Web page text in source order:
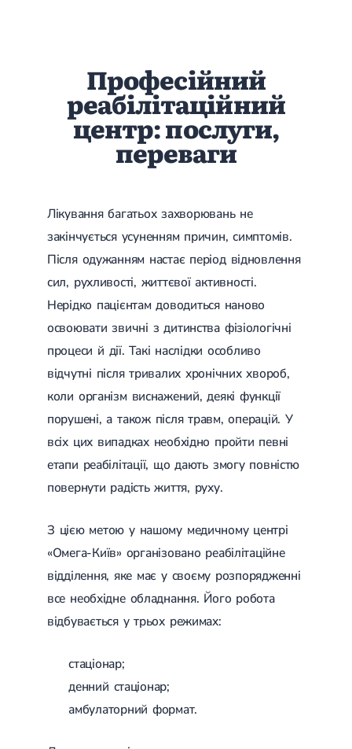
Професійний
реабілітаційний
центр: послуги,
переваги
Лікування багатьох захворювань не
закінчується усуненням причин, симптомів.
Після одужанням настає період відновлення
сил, рухливості, життєвої активності.
Нерідко пацієнтам доводиться наново
освоювати звичні з дитинства фізіологічні
процеси й дії. Такі наслідки особливо
відчутні після тривалих хронічних хвороб,
коли організм виснажений, деякі функції
порушені, а також після травм, операцій. У
всіх цих випадках необхідно пройти певні
етапи реабілітації, що дають змогу повністю
повернути радість життя, руху.
З цією метою у нашому медичному центрі
«Омега-Київ» організовано реабілітаційне
відділення, яке має у своєму розпорядженні
все необхідне обладнання. Його робота
відбувається у трьох режимах:
стаціонар;
денний стаціонар;
амбулаторний формат.